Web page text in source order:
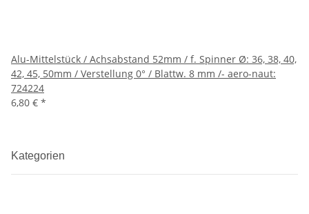
Alu-Mittelstück / Achsabstand 52mm / f. Spinner Ø: 36, 38, 40,
42, 45, 50mm / Verstellung 0° / Blattw. 8 mm /- aero-naut:
724224
6,80 € *
Kategorien